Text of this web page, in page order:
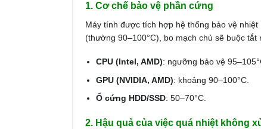
1. Cơ chế bảo vệ phần cứng
Máy tính được tích hợp hệ thống bảo vệ
(thường 90–100°C), bo mạch chủ sẽ buộc
CPU (Intel, AMD): ngưỡng bảo vệ
GPU (NVIDIA, AMD): khoảng 90–100°C.
Ổ cứng HDD/SSD: 50–70°C.
2. Hậu quả của việc quá nhiệt không